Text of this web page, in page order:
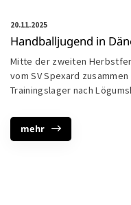
20.11.2025
Handballjugend in
Mitte der zweiten
vom SV Spexard
Trainingslager nach
mehr